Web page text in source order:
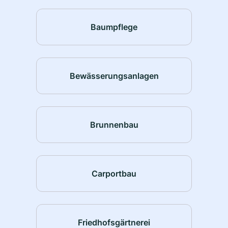
Baumpflege
Bewässerungsanlagen
Brunnenbau
Carportbau
Friedhofsgärtnerei